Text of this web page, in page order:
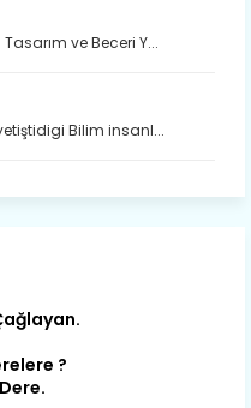
ve Beceri Y...
Bilim insanl...